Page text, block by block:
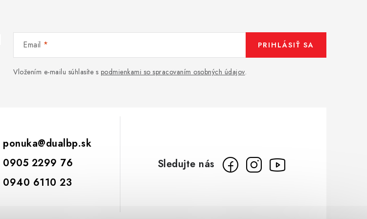
Email
Vložením e-mailu súhlasíte s podmienkami so spracovaním osobných údajov.
PRIHLÁSIŤ SA
ponuka@dualbp.sk
0905 2299 76
0940 6110 23